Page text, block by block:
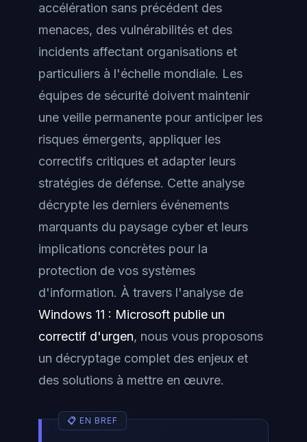
accélération sans précédent des
menaces, des vulnérabilités et des
incidents affectant organisations et
particuliers à l'échelle mondiale. Les
équipes de sécurité doivent maintenir
une veille permanente pour anticiper les
risques émergents, appliquer les
correctifs critiques et adapter leurs
stratégies de défense. Cette analyse
décrypte les derniers événements
marquants du paysage cyber et leurs
implications concrètes pour la
protection de vos systèmes
d'information. À travers l'analyse de
Windows 11 : Microsoft publie un
correctif d'urgen, nous vous proposons
un décryptage complet des enjeux et
des solutions à mettre en œuvre.